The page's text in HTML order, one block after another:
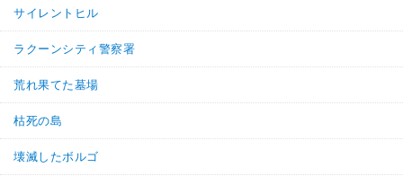
サイレントヒル
ラクーンシティ警察署
荒れ果てた墓場
枯死の島
壊滅したボルゴ